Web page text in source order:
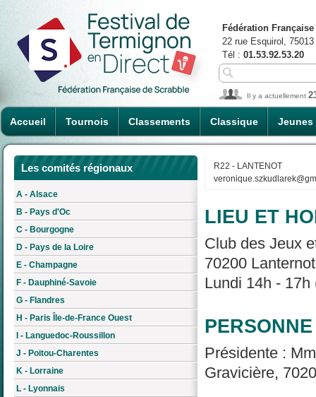
Accueil Tournois Classements Classique Jeunes
Fédération
22 rue Esquirol,
Tél : 01.53.92.53.20
Il y a actuellement
Les comités régionaux
A - Alsace
B - Pays d'Oc
C - Bourgogne
D - Pays de la Loire
E - Champagne
F - Dauphiné-Savoie
G - Flandres
H - Paris Île-de-France Ouest
I - Languedoc-Roussillon
J - Poitou-Charentes
K - Lorraine
L - Lyonnais
R22 - LANTENOT
LIEU ET
Club des Jeux
70200
Lundi 14h -
Présidente :
Gravicière,